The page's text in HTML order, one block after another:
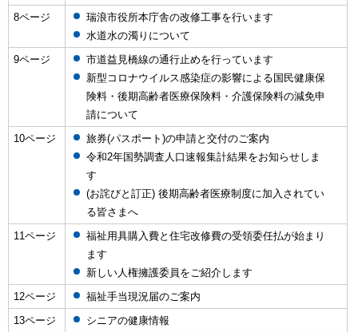
8ページ
瑞浪市役所本庁舎の改修工事を行います
水道水の濁りについて
9ページ
市道益見橋線の通行止めを行っています
新型コロナウイルス感染症の影響による国民健康保
険料・後期高齢者医療保険料・介護保険料の減免申
請について
10ページ
旅券(パスポート)の申請と交付のご案内
令和2年国勢調査人口速報集計結果をお知らせしま
す
(お詫びと訂正) 後期高齢者医療制度に加入されてい
る皆さまへ
11ページ
福祉用具購入費と住宅改修費の受領委任払が始まり
ます
新しい人権擁護委員をご紹介します
12ページ
福祉手当現況届のご案内
13ページ
シニアの健康情報